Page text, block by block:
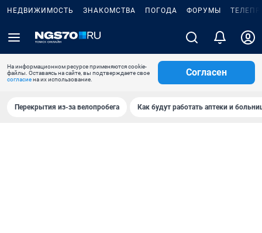
НЕДВИЖИМОСТЬ ЗНАКОМСТВА ПОГОДА ФОРУМЫ
На информационном ресурсе применяются cookie-
файлы. Оставаясь на сайте, вы подтверждаете свое
согласиена их использование.
Согласен
Перекрытия из-за велопробега Как будут работать аптеки и